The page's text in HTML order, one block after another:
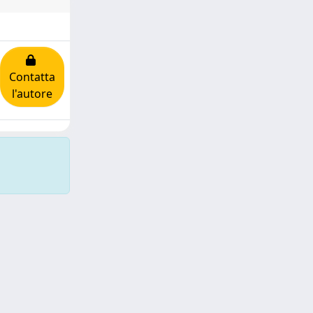
Contatta
l'autore